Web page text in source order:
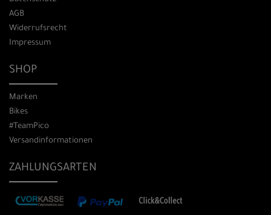
AGB
Widerrufsrecht
Impressum
SHOP
Marken
Bikes
#TeamPico
Versandinformationen
ZAHLUNGSARTEN